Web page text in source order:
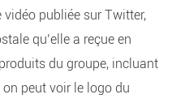
publiée sur Twitter,
qu’elle a reçue en
du groupe, incluant
peut voir le logo du